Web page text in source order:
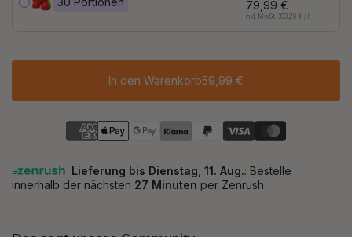
79,99 €
inkl. MwSt. 333,29 € / l
In den Warenkorb59,99 €